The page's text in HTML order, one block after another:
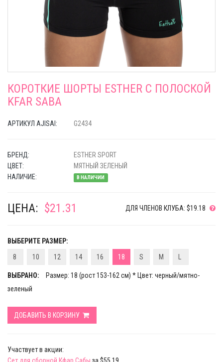
КОРОТКИЕ ШОРТЫ ESTHER C ПОЛОСКОЙ
KFAR SABA
АРТИКУЛ AJISAI: G2434
БРЕНД:
ESTHER SPORT
ЦВЕТ:
МЯТНЫЙ ЗЕЛЕНЫЙ
НАЛИЧИЕ:
В НАЛИЧИИ
ЦЕНА: $21.31 ДЛЯ ЧЛЕНОВ КЛУБА: $19.18
ВЫБЕРИТЕ РАЗМЕР:
8
10 12 14 16 18 S M
ВЫБРАНО:
Размер: 18 (рост 153-162 см) * Цвет: черный/мятно-
зеленый
ДОБАВИТЬ В КОРЗИНУ
Участвует в акции: